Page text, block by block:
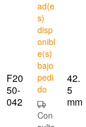
F20
50-
042
ad(e
s)
disp
onibl
e(s)
bajo
pedi
do
Con
42.
5
mm